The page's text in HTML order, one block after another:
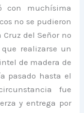
con muchísima
no se pudieron
del Señor no
realizarse un
de madera de
pasado hasta el
fue
y entrega por